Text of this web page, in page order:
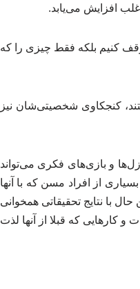
افزایش می‌یابد.
کنیم بلکه فقط چیزی را که
کنجکاوی شخصیتی‌شان نیز
و بازی‌های فکری می‌تواند
از افراد مسن که با آنها
با نتایج تحقیقاتی همخوانی
کارهایی که قبلا از آنها لذت